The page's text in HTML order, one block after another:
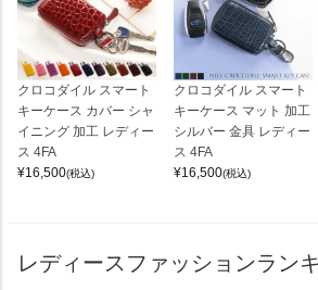
クロコダイル スマート
キーケース カバー シャ
イニング 加工 レディー
ス 4FA
¥16,500(税込)
クロコダイル スマート
キーケース マット 加工
シルバー 金具 レディー
ス 4FA
¥16,500(税込)
レディースファッションラン